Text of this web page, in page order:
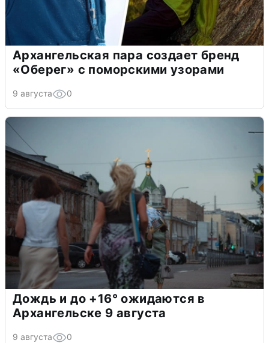
Архангельская пара создает бренд
«Оберег» с поморскими узорами
9 августа 0
Дождь и до +16° ожидаются в
Архангельске 9 августа
9 августа 0